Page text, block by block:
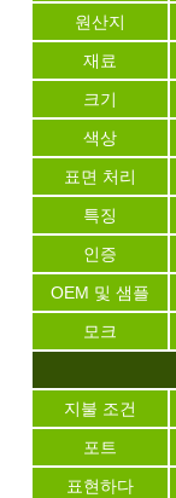
원산지
재료
크기
색상
표면 처리
특징
인증
OEM 및 샘플
모크
지불 조건
포트
표현하다